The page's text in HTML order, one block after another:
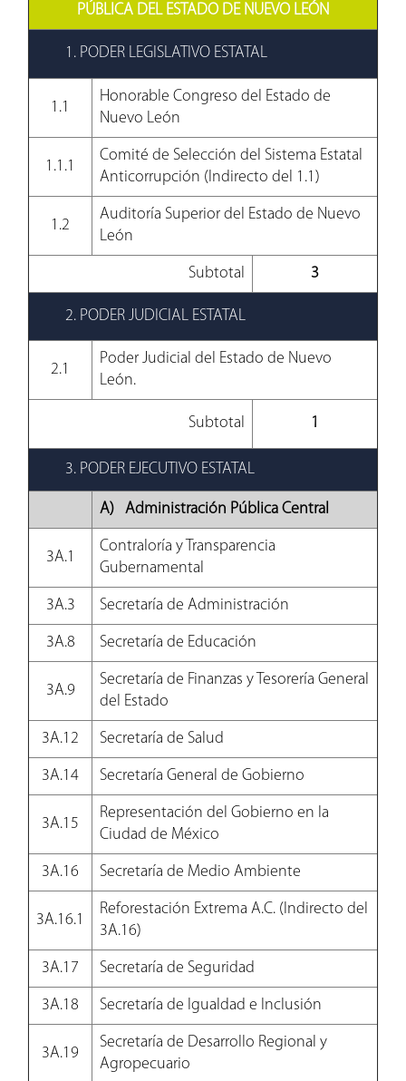
PÚBLICA DEL ESTADO DE NUEVO LEÓN
1. PODER LEGISLATIVO ESTATAL
1.1
Honorable Congreso del Estado de
Nuevo León
1.1.1
Comité de Selección del Sistema Estatal
Anticorrupción (Indirecto del 1.1)
1.2
Auditoría Superior del Estado de Nuevo
León
Subtotal 3
2. PODER JUDICIAL ESTATAL
2.1
Poder Judicial del Estado de Nuevo
León.
Subtotal 1
3. PODER EJECUTIVO ESTATAL
A) Administración Pública Central
3A.1
Contraloría y Transparencia
Gubernamental
3A.3 Secretaría de Administración
3A.8 Secretaría de Educación
3A.9
Secretaría de Finanzas y Tesorería General
del Estado
3A.12 Secretaría de Salud
3A.14 Secretaría General de Gobierno
3A.15
Representación del Gobierno en la
Ciudad de México
3A.16 Secretaría de Medio Ambiente
3A.16.1
Reforestación Extrema A.C. (Indirecto del
3A.16)
3A.17 Secretaría de Seguridad
3A.18 Secretaría de Igualdad e Inclusión
3A.19
Secretaría de Desarrollo Regional y
Agropecuario